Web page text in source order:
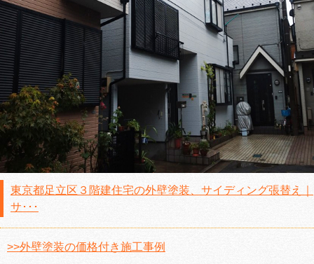
東京都足立区３階建住宅の外壁塗装、サイディング張替え｜
サ･･･
>>外壁塗装の価格付き施工事例